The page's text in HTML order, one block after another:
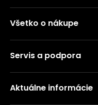
Všetko o nákupe
Servis a podpora
Aktuálne informácie